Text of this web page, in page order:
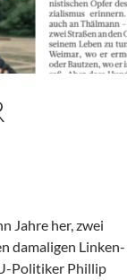
Jahre her, zwei
damaligen Linken-
Politiker Phillip